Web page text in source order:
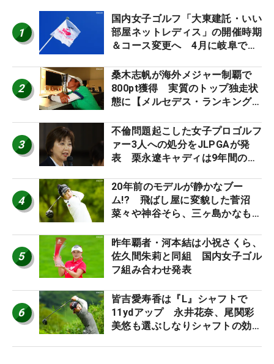
1
国内女子ゴルフ「大東建託・いい
部屋ネットレディス」の開催時期
＆コース変更へ 4月に岐阜で開
2
桑木志帆が海外メジャー制覇で
800pt獲得 実質のトップ独走状
態に【メルセデス・ランキング番
3
不倫問題起こした女子プロゴルフ
ァー3人への処分をJLPGAが発
表 栗永遼キャディは9年間の立
4
20年前のモデルが静かなブー
ム!? 飛ばし屋に変貌した菅沼
菜々や神谷そら、三ヶ島かなも使
ロたちの“飛ばしギア”】
5
昨年覇者・河本結は小祝さくら、
佐久間朱莉と同組 国内女子ゴル
フ組み合わせ発表
6
皆吉愛寿香は『L』シャフトで
11ydアップ 永井花奈、尾関彩
美悠も選ぶしなりシャフトの効果